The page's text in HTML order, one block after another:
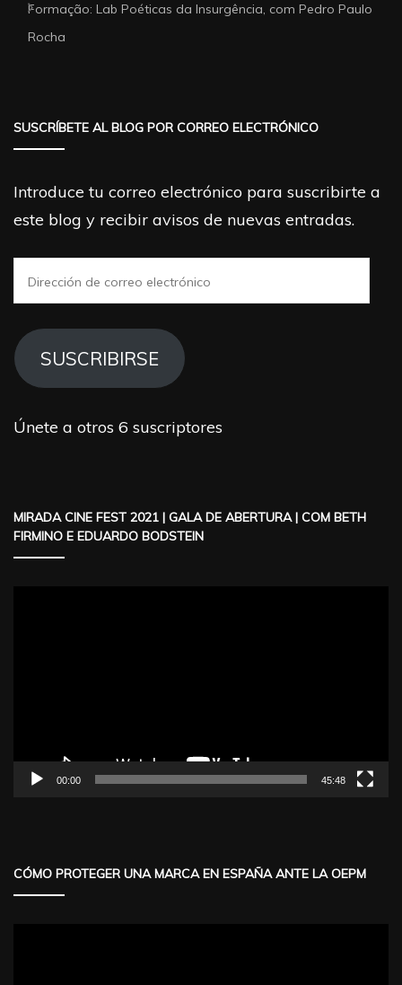
Formação: Lab Poéticas da Insurgência, com Pedro Paulo
Rocha
SUSCRÍBETE AL BLOG POR CORREO ELECTRÓNICO
Introduce tu correo electrónico para suscribirte a
este blog y recibir avisos de nuevas entradas.
de
correo
electrónico
SUSCRIBIRSE
Únete a otros 6 suscriptores
MIRADA CINE FEST 2021 | GALA DE ABERTURA | COM BETH
FIRMINO E EDUARDO BODSTEIN
00:00 45:48
CÓMO PROTEGER UNA MARCA EN ESPAÑA ANTE LA OEPM